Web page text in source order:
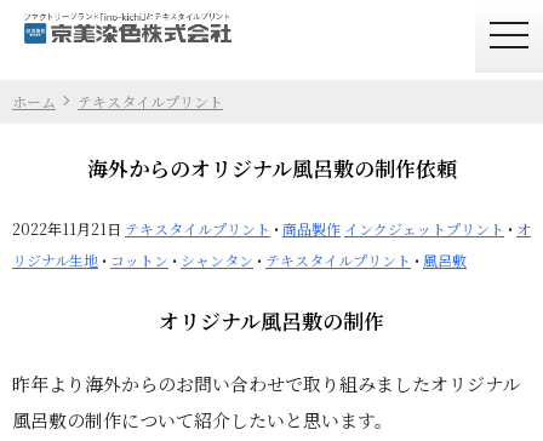
ホーム テキスタイルプリント
海外からのオリジナル風呂敷の制作依頼
2022年11月21日 テキスタイルプリント •商品製作 インクジェットプリント • オ
リジナル生地 • コットン • シャンタン • テキスタイルプリント • 風呂敷
オリジナル風呂敷の制作
昨年より海外からのお問い合わせで取り組みましたオリジナル
風呂敷の制作について紹介したいと思います。